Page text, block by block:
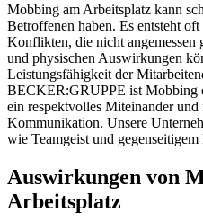
Mobbing am Arbeitsplatz kann
Betroffenen haben. Es entsteht
Konflikten, die nicht angemessen
und physischen Auswirkungen
Leistungsfähigkeit der
BECKER:GRUPPE ist Mobbing
ein respektvolles Miteinander
Kommunikation. Unsere
wie Teamgeist und gegenseitigem
Auswirkungen von
Arbeitsplatz